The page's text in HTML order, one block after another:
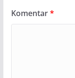
Komentar*